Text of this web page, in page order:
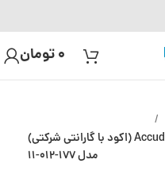
0تومان
کولیس عمق سنج 30 سانتی متر Accud (اکود با گارانتی شرکتی)
مدل 177-012-11